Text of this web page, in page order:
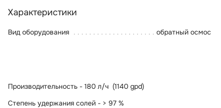
Характеристики
Вид оборудования обратный осмос
Производительность - 180 л/ч (1140 gpd)
Степень удержания солей - > 97 %